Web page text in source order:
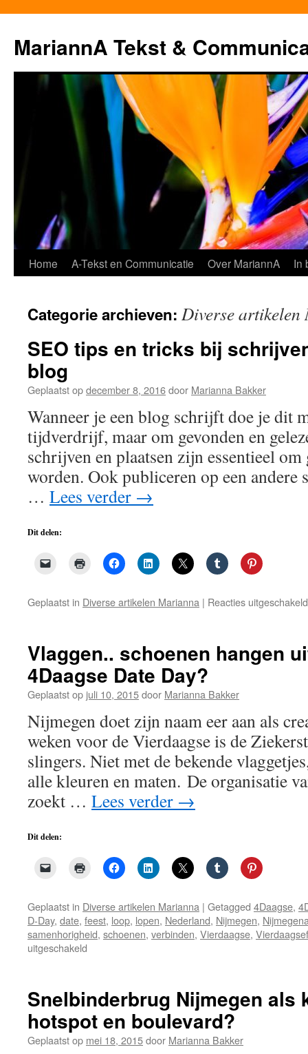
MariannA Tekst &
Ga
de
inhoud
Home A-Tekst en Communicatie Over MariannA In
Categorie archieven: Diverse
SEO tips en tricks bij
blog
Geplaatst opdecember 8, 2016door Marianna Bakker
Wanneer je een blog schrijft doe je dit
tijdverdrijf, maar om gevonden en
schrijven en plaatsen zijn essentieel om
worden. Ook publiceren op een andere
… Lees verder →
Dit delen:
Geplaatst in Diverse artikelen Marianna | Reacties uitgeschakeld
Vlaggen.. schoenen hangen
4Daagse Date Day?
Geplaatst op juli 10, 2015door Marianna Bakker
Nijmegen doet zijn naam eer aan als
weken voor de Vierdaagse is de
slingers. Niet met de bekende
alle kleuren en maten. De organisatie
zoekt … Lees verder →
Dit delen:
Geplaatst in Diverse artikelen Marianna | Getagged 4Daagse,
D-Day, date, feest, loop, lopen, Nederland, Nijmegen,
samenhorigheid, schoenen, verbinden, Vierdaagse,
uitgeschakeld
uit:
Cinderella
4Daagse
Date
Snelbinderbrug Nijmegen als
hotspot en boulevard?
Geplaatst op mei 18, 2015door Marianna Bakker